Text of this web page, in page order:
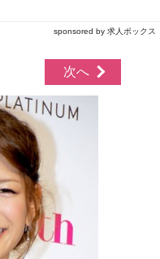
sponsored by 求人ボックス
次へ